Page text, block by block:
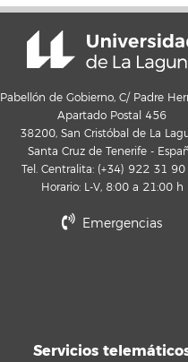
Pabellón de Gobierno, C/ Padre
Apartado Postal 456
38200, San Cristóbal de La
Santa Cruz de Tenerife -
Tel. Centralita: (+34) 922 31
Horario: L-V, 8:00 a 21:00 h
Emergencias
Servicios